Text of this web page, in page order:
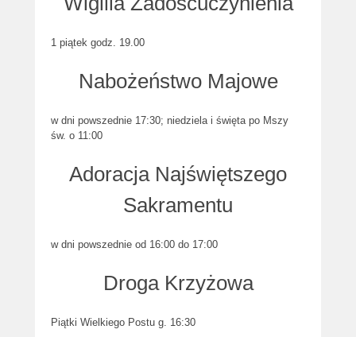
1 piątek godz. 19.00
Nabożeństwo Majowe
w dni powszednie 17:30; niedziela i święta po Mszy
św. o 11:00
Adoracja Najświętszego
Sakramentu
w dni powszednie od 16:00 do 17:00
Droga Krzyżowa
Piątki Wielkiego Postu g. 16:30